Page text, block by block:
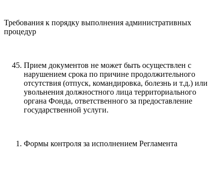
Требования к порядку выполнения административных
процедур
Прием документов не может быть осуществлен с
нарушением срока по причине продолжительного
отсутствия (отпуск, командировка, болезнь и т.д.) или
увольнения должностного лица территориального
органа Фонда, ответственного за предоставление
государственной услуги.
Формы контроля за исполнением Регламента